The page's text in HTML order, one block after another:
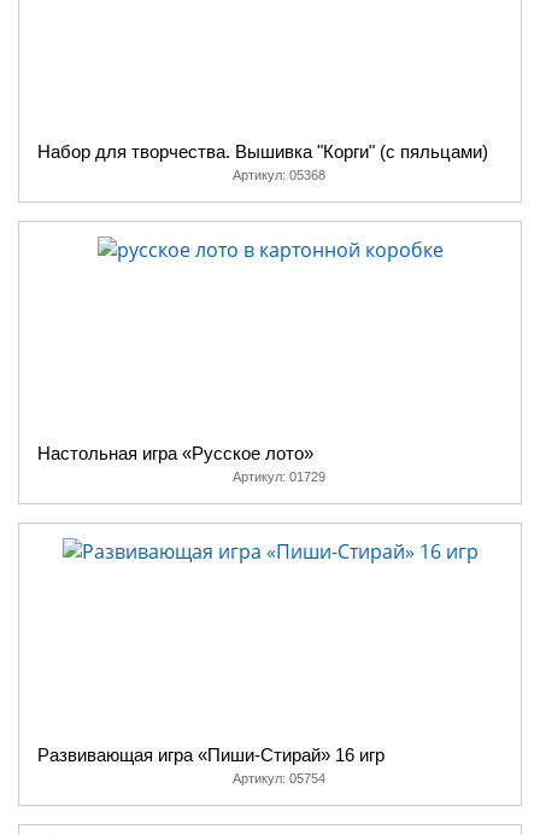
Набор для творчества. Вышивка "Корги" (с пяльцами)
Артикул: 05368
Настольная игра «Русское лото»
Артикул: 01729
Развивающая игра «Пиши-Стирай» 16 игр
Артикул: 05754